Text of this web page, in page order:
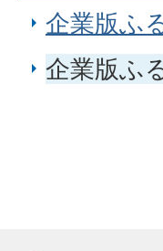
企業版ふ
企業版ふ